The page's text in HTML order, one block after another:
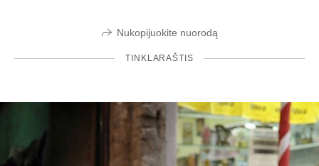
Nukopijuokite nuorodą
TINKLARAŠTIS